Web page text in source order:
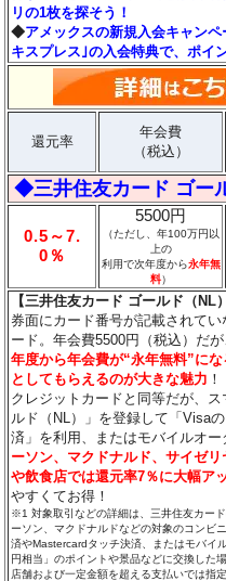
リの1枚を探そう！
◆アメックスの新規入会キャン
キスプレス｣の入会特典で、ポイ
還元率
年会費
（税込）
◆三井住友カード ゴー
0.5～7.
0％
5500円
（ただし、年100万円以
上の
利用で次年度から永年無
料）
【三井住友カード ゴールド（NL
券面にカード番号が記載されてい
ード。年会費5500円（税込）だ
年度から年会費が“永年無料”に
としてもらえるのが大きな魅力
クレジットカードと同等だが、
ルド（NL）」を登録して「Visa
済」を利用、またはモバイルオ
ーソン、マクドナルド、サイゼ
や飲食店では還元率7％に大幅ア
やすくてお得！
※1 対象取引などの詳細は、三井住友カー
ーソン、マクドナルドなどの対象のコンビ
済やMastercardタッチ決済、またはモバイ
円相当」のポイントや景品などに交換した
店舗および一定金額を超える支払いでは指